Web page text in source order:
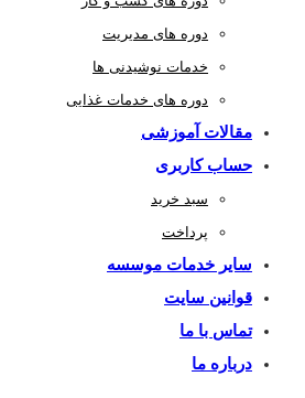
دوره های مدیریت
خدمات نوشیدنی ها
دوره های خدمات غذایی
مقالات آموزشی
حساب کاربری
سبد خرید
پرداخت
سایر خدمات موسسه
قوانین سایت
تماس با ما
درباره ما